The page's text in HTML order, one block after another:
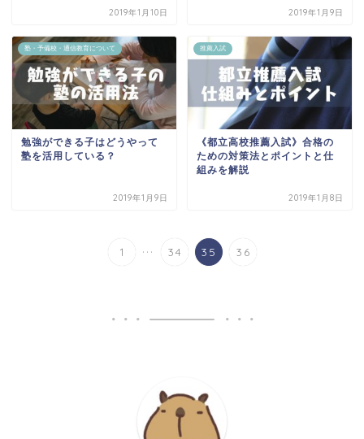
2019年1月10日 2019年1月9日
塾・予備校・通信教育について
勉強ができる子はどうやって
塾を活用している？
2019年1月9日
推薦入試
《都立高校推薦入試》合格の
ための対策法とポイントと仕
組みを解説
2019年1月8日
1 ... 34 35 36